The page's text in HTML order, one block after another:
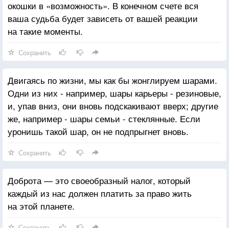
окошки в «возможность». В конечном счете вся
ваша судьба будет зависеть от вашей реакции
на такие моменты.
Сохранить
Двигаясь по жизни, мы как бы жонглируем шарами.
Одни из них - например, шары карьеры - резиновые,
и, упав вниз, они вновь подскакивают вверх; другие
же, например - шары семьи - стеклянные. Если
уронишь такой шар, он не подпрыгнет вновь.
Сохранить
Доброта — это своеобразный налог, который
каждый из нас должен платить за право жить
на этой планете.